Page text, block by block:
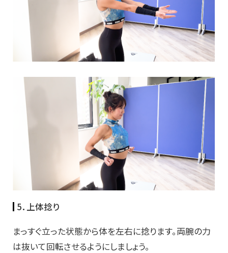
5．上体捻り
まっすぐ立った状態から体を左右に捻ります。両腕の力
は抜いて回転させるようにしましょう。